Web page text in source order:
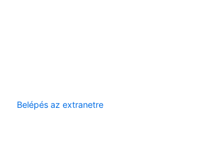
Belépés az extranetre